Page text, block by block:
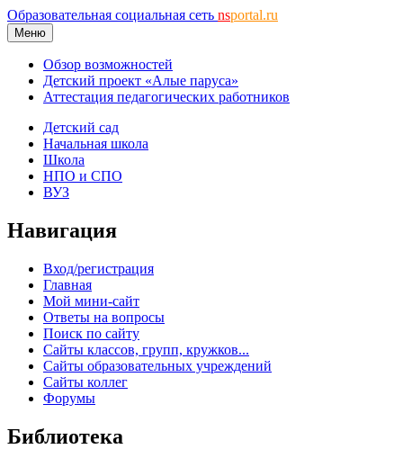
Образовательная социальная сеть nsportal.ru
Меню
Обзор возможностей
Детский проект «Алые паруса»
Аттестация педагогических работников
Детский сад
Начальная школа
Школа
НПО и СПО
ВУЗ
Навигация
Вход/регистрация
Главная
Мой мини-сайт
Ответы на вопросы
Поиск по сайту
Сайты классов, групп, кружков...
Сайты образовательных учреждений
Сайты коллег
Форумы
Библиотека